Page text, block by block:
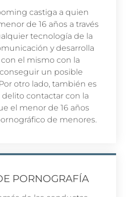
castiga a quien
de 16 años a través
tecnología de la
y desarrolla
el mismo con la
un posible
otro lado, también es
contactar con la
el menor de 16 años
de menores.
PORNOGRAFÍA